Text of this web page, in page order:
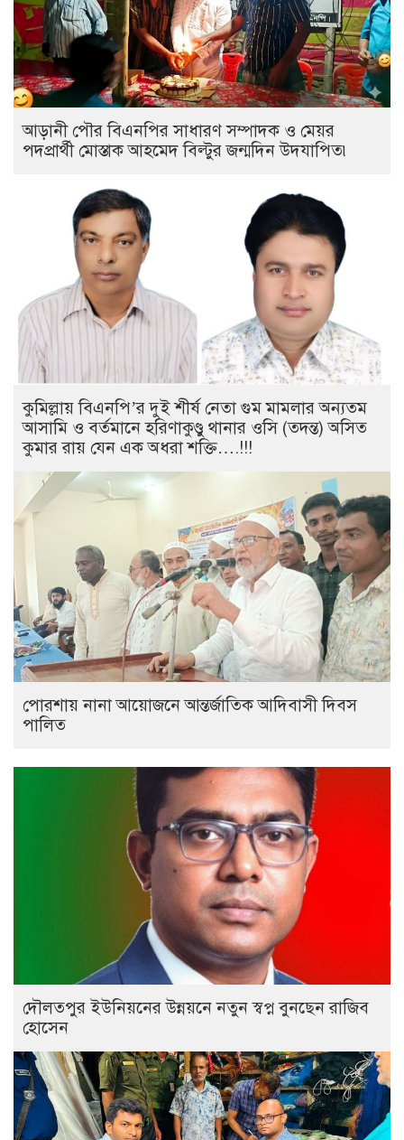
আড়ানী পৌর বিএনপির সাধারণ সম্পাদক ও মেয়র
পদপ্রার্থী মোস্তাক আহমেদ বিল্টুর জন্মদিন উদযাপিত৷
কুমিল্লায় বিএনপি’র দুই শীর্ষ নেতা গুম মামলার অন্যতম
আসামি ও বর্তমানে হরিণাকুণ্ডু থানার ওসি (তদন্ত) অসিত
কুমার রায় যেন এক অধরা শক্তি….!!!
পোরশায় নানা আয়োজনে আন্তর্জাতিক আদিবাসী দিবস
পালিত
দৌলতপুর ইউনিয়নের উন্নয়নে নতুন স্বপ্ন বুনছেন রাজিব
হোসেন